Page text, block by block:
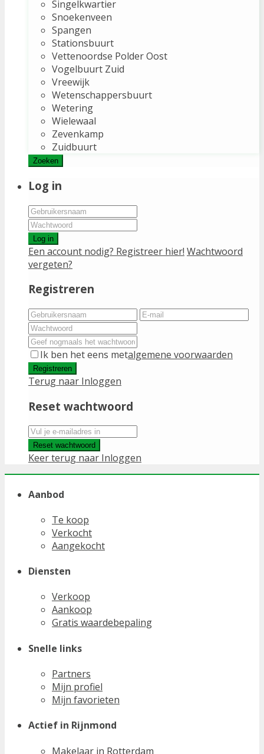
Singelkwartier
Snoekenveen
Spangen
Stationsbuurt
Vettenoordse Polder Oost
Vogelbuurt Zuid
Vreewijk
Wetenschappersbuurt
Wetering
Wielewaal
Zevenkamp
Zuidbuurt
Zoeken
Log in
Log in
Een account nodig? Registreer hier! Wachtwoord
vergeten?
Registreren
Ik ben het eens metalgemene voorwaarden
Registreren
Terug naar Inloggen
Reset wachtwoord
Reset wachtwoord
Keer terug naar Inloggen
Aanbod
Te koop
Verkocht
Aangekocht
Diensten
Verkoop
Aankoop
Gratis waardebepaling
Snelle links
Partners
Mijn profiel
Mijn favorieten
Actief in Rijnmond
Makelaar in Rotterdam